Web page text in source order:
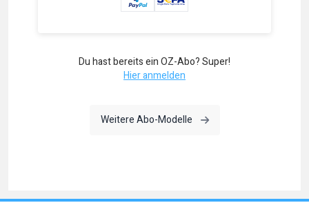
Du hast bereits ein OZ-Abo? Super!
Hier anmelden
Weitere Abo-Modelle